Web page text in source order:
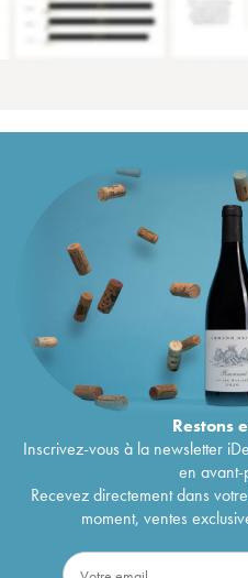
Restons
Inscrivez-vous à la newsletter
en
Recevez directement dans
moment, ventes